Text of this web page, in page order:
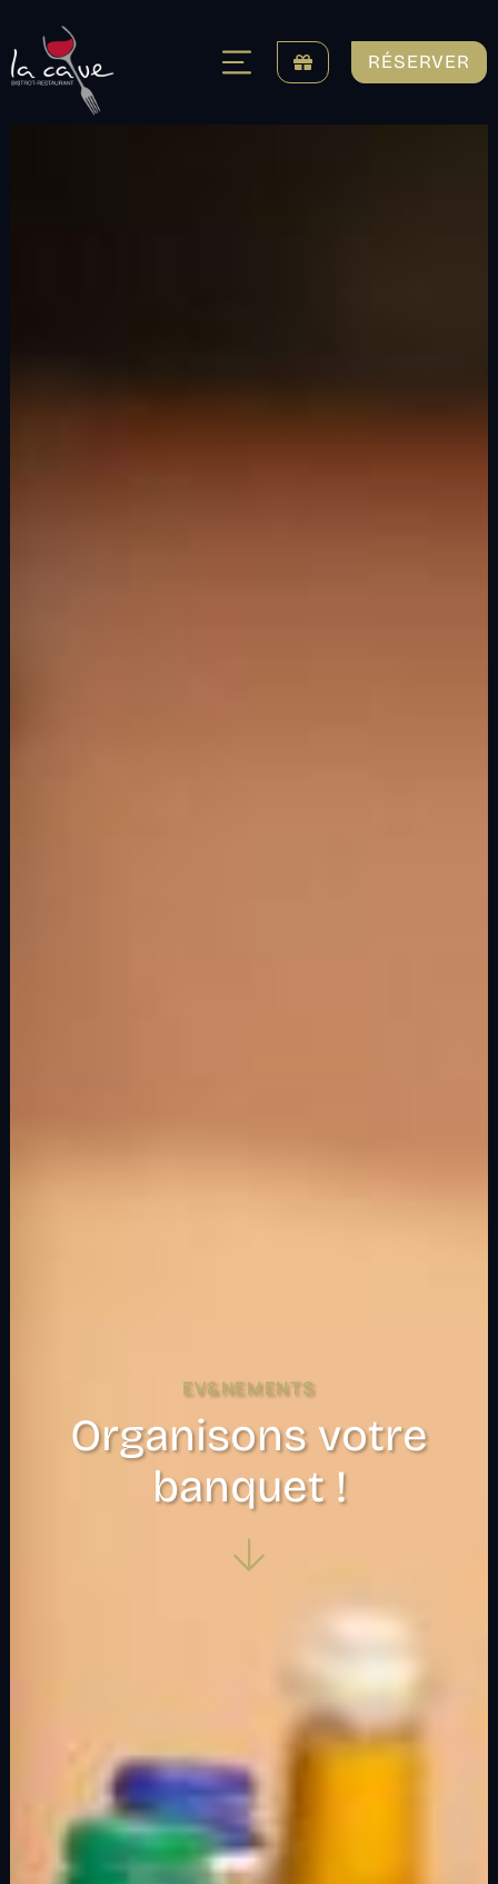
RÉSERVER
EV&NEMENTS
Organisons votre
banquet !